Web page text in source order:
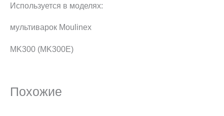
Используется в моделях:
мультиварок Moulinex
MK300 (MK300E)
Похожие